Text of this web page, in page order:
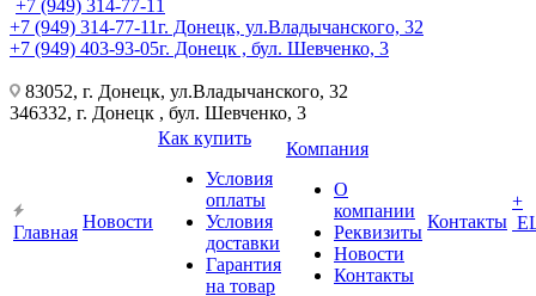
+7 (949) 314-77-11
+7 (949) 314-77-11г. Донецк, ул.Владычанского, 32
+7 (949) 403-93-05г. Донецк , бул. Шевченко, 3
83052, г. Донецк, ул.Владычанского, 32
346332, г. Донецк , бул. Шевченко, 3
Главная
Новости
Как купить
Условия
оплаты
Условия
доставки
Гарантия
на товар
Компания
О
компании
Реквизиты
Новости
Контакты
Контакты
+